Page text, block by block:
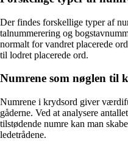
Der findes forskellige typer af
talnummerering og
normalt for vandret placerede
til lodret placerede ord.
Numrene som nøglen til
Numrene i krydsord giver
gåderne. Ved at analysere
tilstødende numre kan man
ledetrådene.